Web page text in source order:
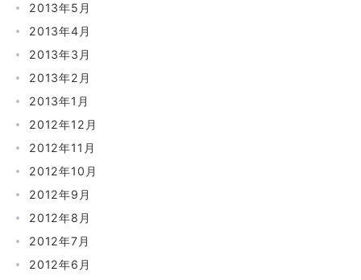
2013年5月
2013年4月
2013年3月
2013年2月
2013年1月
2012年12月
2012年11月
2012年10月
2012年9月
2012年8月
2012年7月
2012年6月